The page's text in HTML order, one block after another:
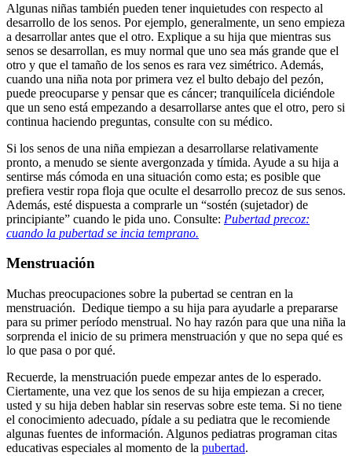
Algunas niñas también pueden tener inquietudes con respecto al
desarrollo de los senos. Por ejemplo, generalmente, un seno empieza
a desarrollar antes que el otro. Explique a su hija que mientras sus
senos se desarrollan, es muy normal que uno sea más grande que el
otro y que el tamaño de los senos es rara vez simétrico. Además,
cuando una niña nota por primera vez el bulto debajo del pezón,
puede preocuparse y pensar que es cáncer; tranquilícela diciéndole
que un seno está empezando a desarrollarse antes que el otro, pero si
continua haciendo preguntas, consulte con su médico.
Si los senos de una niña empiezan a desarrollarse relativamente
pronto, a menudo se siente avergonzada y tímida. Ayude a su hija a
sentirse más cómoda en una situación como esta; es posible que
prefiera vestir ropa floja que oculte el desarrollo precoz de sus senos.
Además, esté dispuesta a comprarle un “sostén (sujetador) de
principiante” cuando le pida uno. Consulte: Pubertad precoz:
cuando la pubertad se incia temprano.
Menstruación
Muchas preocupaciones sobre la pubertad se centran en la
menstruación. Dedique tiempo a su hija para ayudarle a prepararse
para su primer período menstrual. No hay razón para que una niña la
sorprenda el inicio de su primera menstruación y que no sepa qué es
lo que pasa o por qué.
Recuerde, la menstruación puede empezar antes de lo esperado.
Ciertamente, una vez que los senos de su hija empiezan a crecer,
usted y su hija deben hablar sin reservas sobre este tema. Si no tiene
el conocimiento adecuado, pídale a su pediatra que le recomiende
algunas fuentes de información. Algunos pediatras programan citas
educativas especiales al momento de la pubertad.